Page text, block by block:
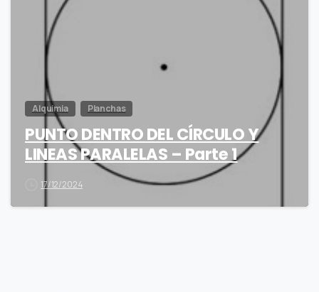
Alquimia Planchas
PUNTO DENTRO DEL CÍRCULO Y
LINEAS PARALELAS – Parte 1
17/12/2024